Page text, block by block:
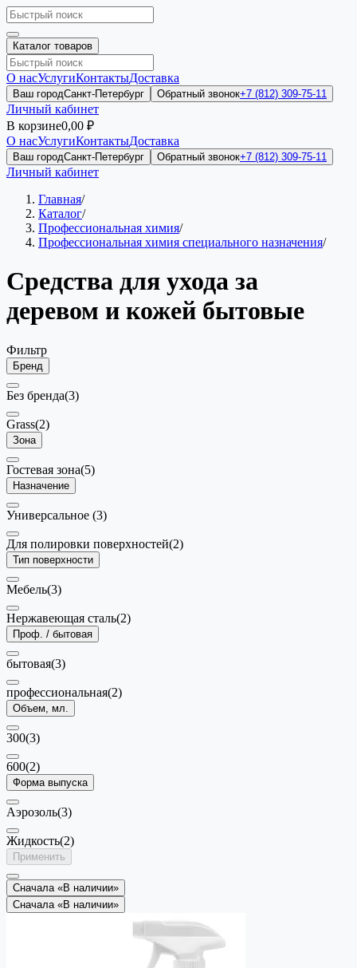
Каталог товаров
О насУслугиКонтактыДоставка
Ваш городСанкт-Петербург Обратный звонок+7 (812) 309-75-11
Личный кабинет
В корзине0,00 ₽
О насУслугиКонтактыДоставка
Ваш городСанкт-Петербург Обратный звонок+7 (812) 309-75-11
Личный кабинет
Главная/
Каталог/
Профессиональная химия/
Профессиональная химия специального назначения/
Средства для ухода за
деревом и кожей бытовые
Фильтр
Бренд
Без бренда(3)
Grass(2)
Зона
Гостевая зона(5)
Назначение
Универсальное (3)
Для полировки поверхностей(2)
Тип поверхности
Мебель(3)
Нержавеющая сталь(2)
Проф. / бытовая
бытовая(3)
профессиональная(2)
Объем, мл.
300(3)
600(2)
Форма выпуска
Аэрозоль(3)
Жидкость(2)
Применить
Сначала «В наличии»
Сначала «В наличии»